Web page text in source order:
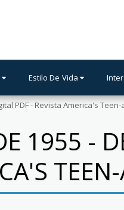
Estilo De Vida
PDF - Revista America's Teen-
1955 -